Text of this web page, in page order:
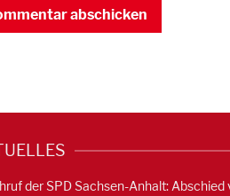
der SPD Sachsen-Anhalt: Abschied